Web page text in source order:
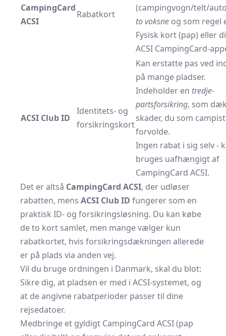
CampingCard
ACSI
Rabatkort
(campingvogn/telt/
to voksne og som regel
Fysisk kort (pap) eller
ACSI CampingCard-
ACSI Club ID
Identitets- og
forsikringskort
Kan erstatte pas ved
på mange pladser.
Indeholder en tredje­
partsforsikring, som
skader, du som
forvolde.
Ingen rabat i sig selv -
bruges uafhængigt af
CampingCard ACSI.
Det er altså CampingCard ACSI, der udløser
rabatten, mens ACSI Club ID fungerer som en
praktisk ID- og forsikringsløsning. Du kan købe
de to kort samlet, men mange vælger kun
rabatkortet, hvis forsikringsdækningen allerede
er på plads via anden vej.
Vil du bruge ordningen i Danmark, skal du blot:
Sikre dig, at pladsen er med i ACSI-systemet, og
at de angivne rabatperioder passer til dine
rejsedatoer.
Medbringe et gyldigt CampingCard ACSI (pap